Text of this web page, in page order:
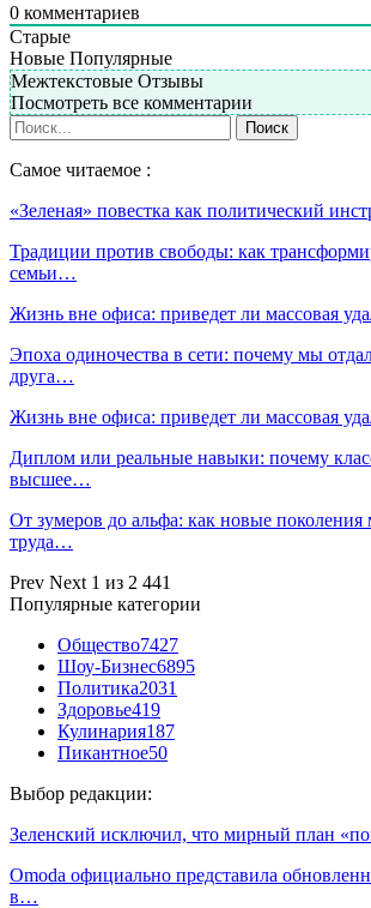
0 комментариев
Старые
Новые Популярные
Межтекстовые Отзывы
Посмотреть все комментарии
Самое читаемое :
«Зеленая» повестка как политический
Традиции против свободы: как
семьи…
Жизнь вне офиса: приведет ли массовая
Эпоха одиночества в сети: почему мы
друга…
Жизнь вне офиса: приведет ли массовая
Диплом или реальные навыки: почему
высшее…
От зумеров до альфа: как новые
труда…
Prev Next 1 из 2 441
Популярные категории
Общество7427
Шоу-Бизнес6895
Политика2031
Здоровье419
Кулинария187
Пикантное50
Выбор редакции:
Зеленский исключил, что мирный план
Omoda официально представила
в…